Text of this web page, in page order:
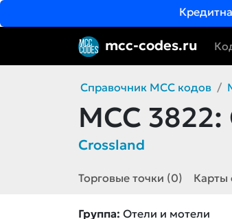
mcc-codes.ru
Справочник MCC кодов
MCC 3822:
Crossland
Торговые точки (0) Карты
Группа: Отели и мотели